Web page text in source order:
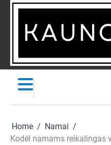
Skip
Home
Namai
Kodėl namams reikalingas